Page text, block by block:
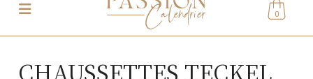
0
CHAUSSETTES TECKEL